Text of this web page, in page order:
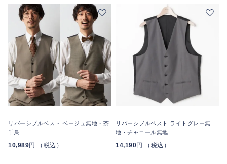
リバーシブルベスト ベージュ無地・茶
千鳥
10,989円 （税込）
リバーシブルベスト ライトグレー無
地・チャコール無地
14,190円 （税込）